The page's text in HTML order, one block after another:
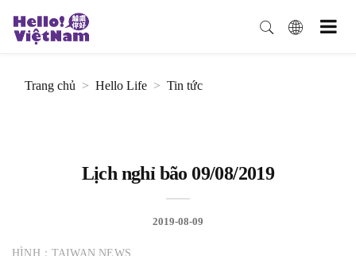
Trang chủ Hello Life Tin tức
Lịch nghỉ bão 09/08/2019
2019-08-09
HÌNH：TAIWAN NEWS